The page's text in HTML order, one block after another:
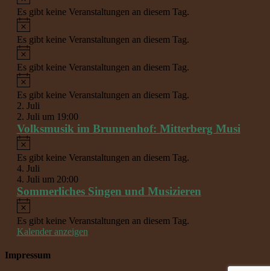
Es gibt keine Veranstaltungen an diesem Tag.
Hinweis
Es gibt keine Veranstaltungen an diesem Tag.
Hinweis
Es gibt keine Veranstaltungen an diesem Tag.
Hinweis
Es gibt keine Veranstaltungen an diesem Tag.
2. Juli
2. Juli um 19:00
Volksmusik im Brunnenhof: Mitterberg Musi
Hinweis
Es gibt keine Veranstaltungen an diesem Tag.
4. Juli
4. Juli um 20:00
Sommerliches Singen und Musizieren
Hinweis
Es gibt keine Veranstaltungen an diesem Tag.
Kalender anzeigen
Impressum